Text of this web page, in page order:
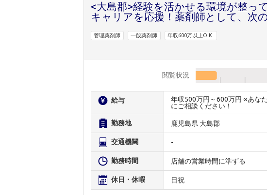
<大島郡>経験を活かせる環境が整っ
キャリアを応援！薬剤師として、次
管理薬剤師 一般薬剤師 年収600万以上O.K.
閲覧状況
給与
年収500万円～600万円 ※あな
にご相談ください！
勤務地 鹿児島県 大島郡
交通機関 -
勤務時間 店舗の営業時間に準ずる
休日・休暇 日祝